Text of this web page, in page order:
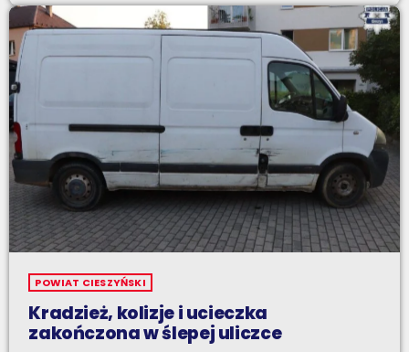
POWIAT CIESZYŃSKI
Kradzież, kolizje i ucieczka
zakończona w ślepej uliczce